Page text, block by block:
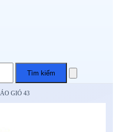
Tìm kiếm
ÁO GIÓ 43